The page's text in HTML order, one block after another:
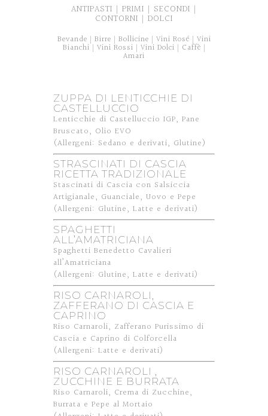
ANTIPASTI | PRIMI | SECONDI |
CONTORNI | DOLCI
Bevande | Birre | Bollicine | Vini Rosé | Vini
Bianchi | Vini Rossi | Vini Dolci | Caffè |
Amari
ZUPPA DI LENTICCHIE DI
CASTELLUCCIO
Lenticchie di Castelluccio IGP, Pane
Bruscato, Olio EVO
(Allergeni: Sedano e derivati, Glutine)
STRASCINATI DI CASCIA
RICETTA TRADIZIONALE
Stascinati di Cascia con Salsiccia
Artigianale, Guanciale, Uovo e Pepe
(Allergeni: Glutine, Latte e derivati)
SPAGHETTI
ALL’AMATRICIANA
Spaghetti Benedetto Cavalieri
all’Amatriciana
(Allergeni: Glutine, Latte e derivati)
RISO CARNAROLI,
ZAFFERANO DI CASCIA E
CAPRINO
Riso Carnaroli, Zafferano Purissimo di
Cascia e Caprino di Colforcella
(Allergeni: Latte e derivati)
RISO CARNAROLI ,
ZUCCHINE E BURRATA
Riso Carnaroli, Crema di Zucchine,
Burrata e Pepe al Mortaio